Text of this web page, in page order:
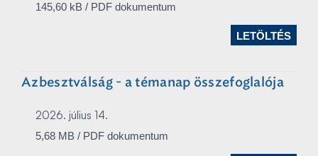
145,60 kB / PDF dokumentum
LETÖLTÉS
Azbesztválság - a témanap összefoglalója
2026. július 14.
5,68 MB / PDF dokumentum